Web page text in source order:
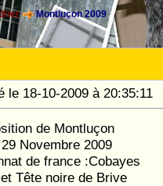
Montluçon 2009
le 18-10-2009 à
de Montluçon
Novembre 2009
de france :Cobayes
Tête noire de Brive